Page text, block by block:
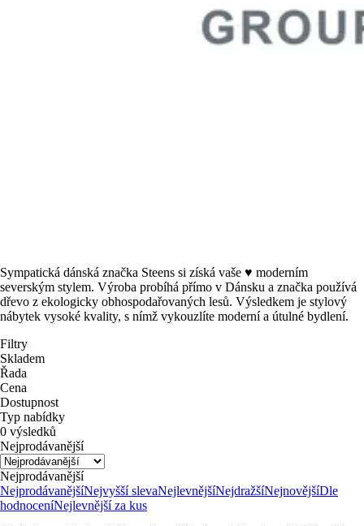
Sympatická dánská značka Steens si získá vaše ♥ moderním
severským stylem. Výroba probíhá přímo v Dánsku a značka používá
dřevo z ekologicky obhospodařovaných lesů. Výsledkem je stylový
nábytek vysoké kvality, s nímž vykouzlíte moderní a útulné bydlení.
Filtry
Skladem
Řada
Cena
Dostupnost
Typ nabídky
0 výsledků
Nejprodávanější
Nejprodávanější
NejprodávanějšíNejvyšší slevaNejlevnějšíNejdražšíNejnovějšíDle
hodnoceníNejlevnější za kus